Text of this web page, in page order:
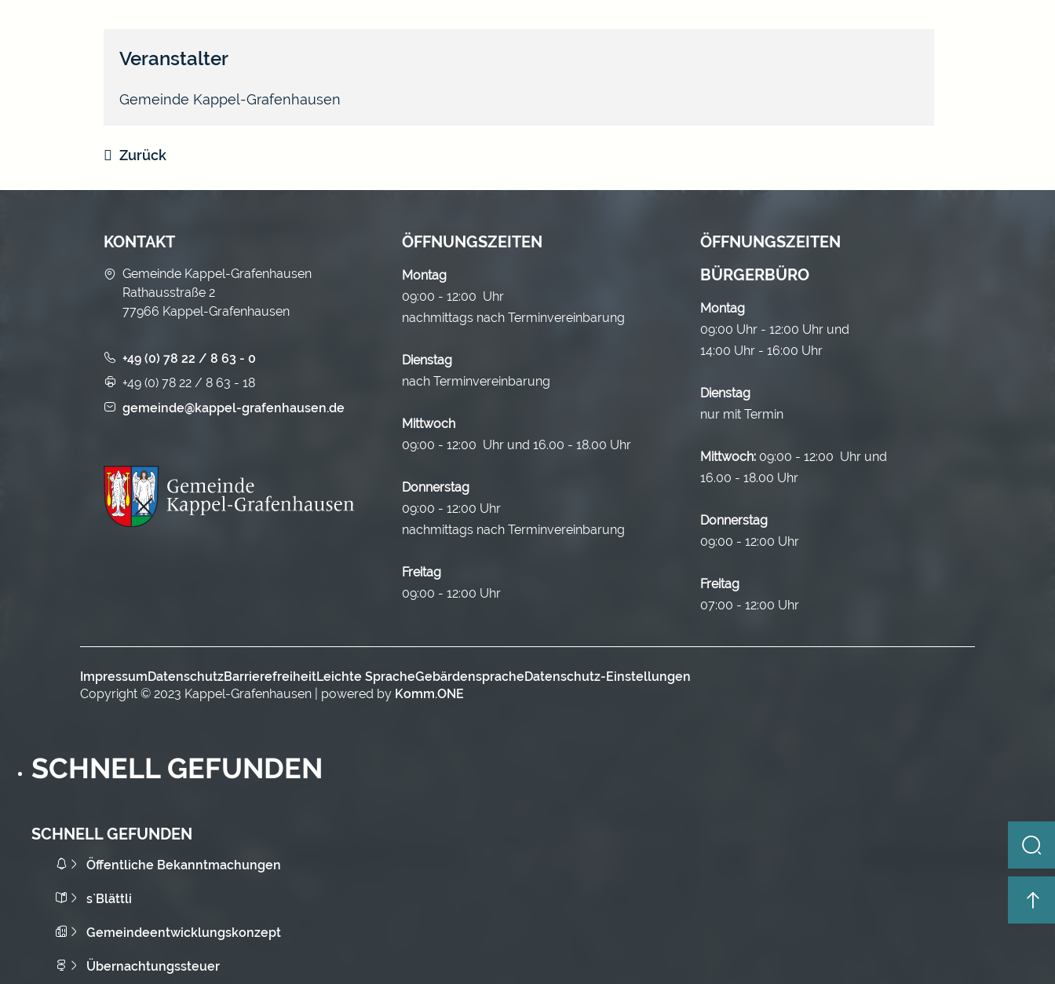
Veranstalter
Gemeinde Kappel-Grafenhausen
Zurück
KONTAKT
Gemeinde Kappel-Grafenhausen
Rathausstraße 2
77966 Kappel-Grafenhausen
+49 (0) 78 22 / 8 63 - 0
+49 (0) 78 22 / 8 63 - 18
gemeinde@kappel-grafenhausen.de
ÖFFNUNGSZEITEN
Montag
09:00 - 12:00 Uhr
nachmittags nach Terminvereinbarung
Dienstag
nach Terminvereinbarung
Mittwoch
09:00 - 12:00 Uhr und 16.00 - 18.00 Uhr
Donnerstag
09:00 - 12:00 Uhr
nachmittags nach Terminvereinbarung
Freitag
09:00 - 12:00 Uhr
ÖFFNUNGSZEITEN
BÜRGERBÜRO
Montag
09:00 Uhr - 12:00 Uhr und
14:00 Uhr - 16:00 Uhr
Dienstag
nur mit Termin
Mittwoch: 09:00 - 12:00 Uhr und
16.00 - 18.00 Uhr
Donnerstag
09:00 - 12:00 Uhr
Freitag
07:00 - 12:00 Uhr
Impressum DatenschutzBarrierefreiheitLeichte SpracheGebärdenspracheDatenschutz-Einstellungen
Copyright © 2023 Kappel-Grafenhausen | powered by Komm.ONE
SCHNELL GEFUNDEN
SCHNELL GEFUNDEN
Öffentliche Bekanntmachungen
s`Blättli
Gemeindeentwicklungskonzept
Übernachtungssteuer